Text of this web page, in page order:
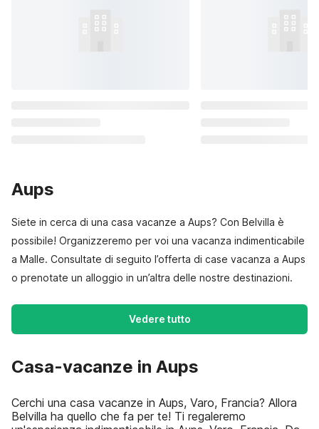
Aups
Siete in cerca di una casa vacanze a Aups? Con Belvilla è
possibile! Organizzeremo per voi una vacanza indimenticabile
a Malle. Consultate di seguito l’offerta di case vacanza a Aups
o prenotate un alloggio in un’altra delle nostre destinazioni.
Vedere tutto
Casa-vacanze in Aups
Cerchi una casa vacanze in Aups, Varo, Francia? Allora
Belvilla ha quello che fa per te! Ti regaleremo